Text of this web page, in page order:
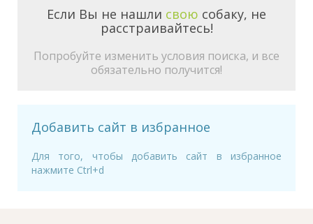
Если Вы не нашли свою собаку, не
расстраивайтесь!
Попробуйте изменить условия поиска, и все
обязательно получится!
Добавить сайт в избранное
Для того, чтобы добавить сайт в избранное
нажмите Ctrl+d